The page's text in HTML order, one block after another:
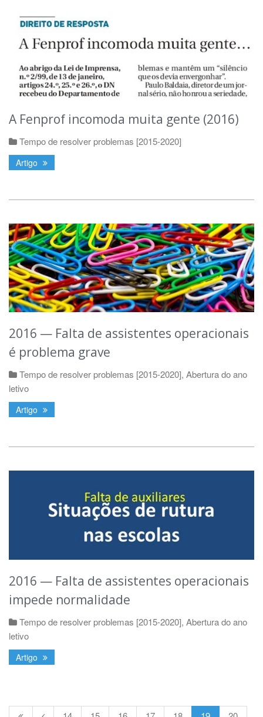
A Fenprof incomoda muita gente (2016)
Tempo de resolver problemas [2015-2020]
Artigo
2016 — Falta de assistentes operacionais
é problema grave
Tempo de resolver problemas [2015-2020], Abertura do ano
letivo
Artigo
2016 — Falta de assistentes operacionais
impede normalidade
Tempo de resolver problemas [2015-2020], Abertura do ano
letivo
Artigo